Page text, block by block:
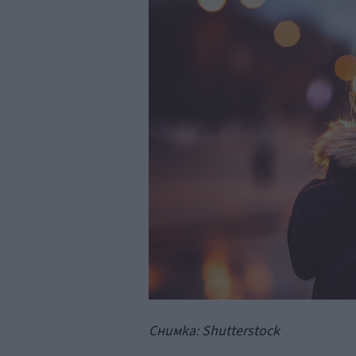
Снимка: Shutterstock